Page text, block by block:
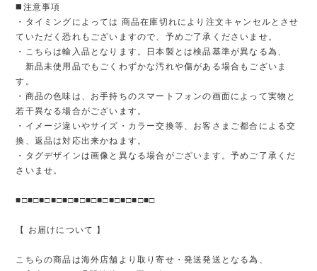
◼️注意事項
・タイミングによっては 商品在庫切れにより注文キャンセルとさせ
ていただく恐れもございますので、予めご了承くださいませ。
・こちらは輸入品となります。日本製とは検品基準が異なる為、
新品未使用品でもごくわずかな汚れや傷がある場合もございま
す。
・商品の色味は、お手持ちのスマートフォンの画面によって実物と
若干異なる場合がございます。
・イメージ違いやサイズ・カラー交換等、お客さまご都合による交
換、返品は対応出来かねます。
・タグデザインは画像と異なる場合がございます。予めご了承くだ
さいませ。
■□■□■□■□■□■□■□■□■□■□■□■□
【 お届けについて 】
こちらの商品は海外店舗より取り寄せ・発送発送となる為、